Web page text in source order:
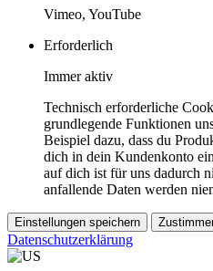
Vimeo, YouTube
Erforderlich
Immer aktiv
Technisch erforderliche
grundlegende Funktionen
Beispiel dazu, dass du
dich in dein Kundenkonto
auf dich ist für uns dadurch
anfallende Daten werden
Einstellungen speichern
Datenschutzerklärung